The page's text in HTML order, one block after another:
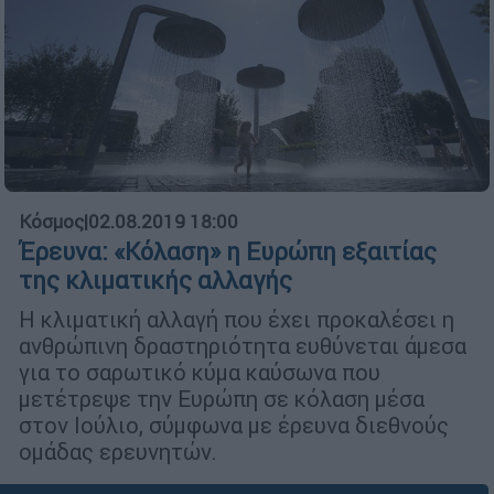
Κόσμος|02.08.2019 18:00
Έρευνα: «Κόλαση» η Ευρώπη εξαιτίας
της κλιματικής αλλαγής
Η κλιματική αλλαγή που έχει προκαλέσει η
ανθρώπινη δραστηριότητα ευθύνεται άμεσα
για το σαρωτικό κύμα καύσωνα που
μετέτρεψε την Ευρώπη σε κόλαση μέσα
στον Ιούλιο, σύμφωνα με έρευνα διεθνούς
ομάδας ερευνητών.